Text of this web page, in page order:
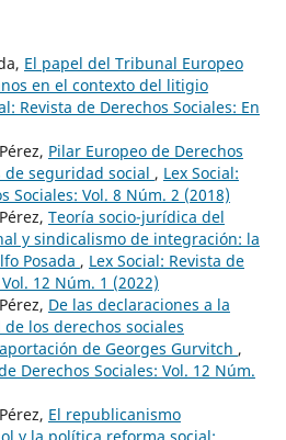
El papel del Tribunal Europeo
en el contexto del litigio
Revista de Derechos Sociales: En
Pilar Europeo de Derechos
de seguridad social , Lex Social:
Sociales: Vol. 8 Núm. 2 (2018)
Teoría socio-jurídica del
y sindicalismo de integración: la
Posada , Lex Social: Revista de
12 Núm. 1 (2022)
De las declaraciones a la
los derechos sociales
de Georges Gurvitch ,
Derechos Sociales: Vol. 12 Núm.
El republicanismo